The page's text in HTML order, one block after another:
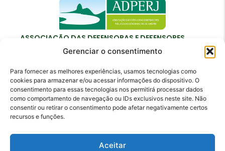
Gerenciar o consentimento
Para fornecer as melhores experiências, usamos tecnologias como
cookies para armazenar e/ou acessar informações do dispositivo. O
consentimento para essas tecnologias nos permitirá processar dados
como comportamento de navegação ou IDs exclusivos neste site. Não
consentir ou retirar o consentimento pode afetar negativamente certos
recursos e funções.
Aceitar
ASSOCIAÇÃO DAS DEFENSORAS E DEFENSORES
PÚBLICOS DO ESTADO DO RIO DE JANEIRO
Contato
adperj@adperj.com.br
(21) 2220-6022